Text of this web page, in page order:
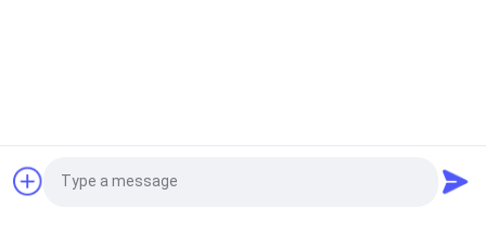
Zement-Blick-
Porzellan-Fliese Fordern Sie ein Angebot